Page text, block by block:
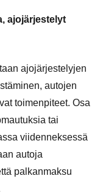
ajojärjestelyt
ajojärjestelyjen
autojen
toimenpiteet. Osa
tai
viidenneksessä
autoja
palkanmaksu